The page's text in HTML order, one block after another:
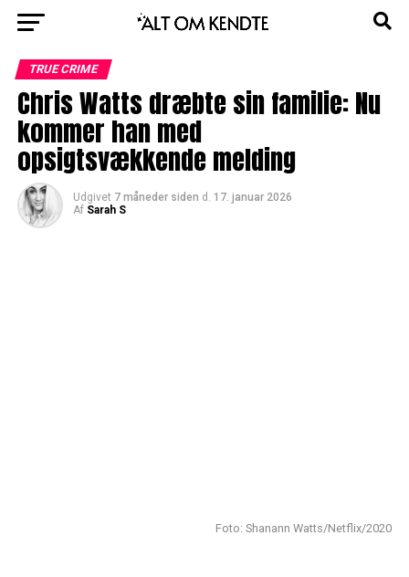
TRUE CRIME
Chris Watts dræbte sin familie: Nu
kommer han med
opsigtsvækkende melding
Udgivet 7 måneder siden d. 17. januar 2026
Af Sarah S
Foto: Shanann Watts/Netflix/2020